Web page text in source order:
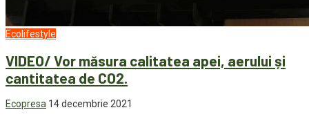
Ecolifestyle
VIDEO/ Vor măsura calitatea apei, aerului și
cantitatea de CO2.
Ecopresa 14 decembrie 2021